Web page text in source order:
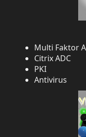
Multi Faktor
Citrix ADC
PKI
Antivirus